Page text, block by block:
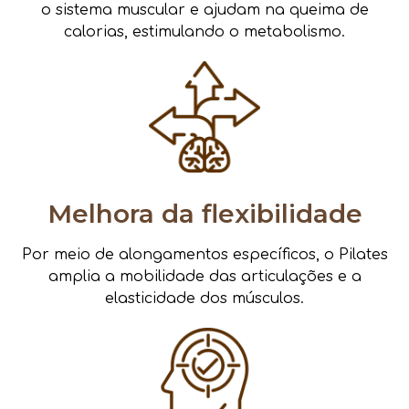
o sistema muscular e ajudam na queima de
calorias, estimulando o metabolismo.
Melhora da flexibilidade
Por meio de alongamentos específicos, o Pilates
amplia a mobilidade das articulações e a
elasticidade dos músculos.